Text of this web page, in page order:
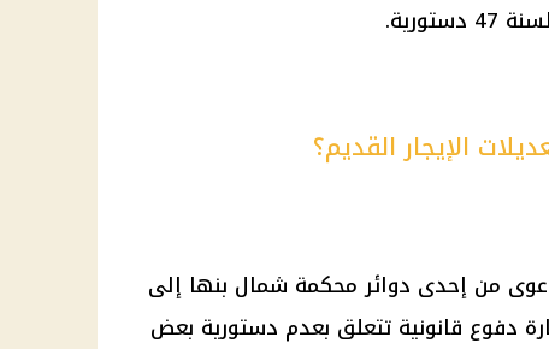
الإيجار القديم؟
من إحدى دوائر محكمة شمال بنها إلى
دفوع قانونية تتعلق بعدم دستورية بعض